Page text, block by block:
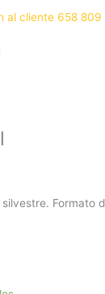
al cliente 658 809
Formato